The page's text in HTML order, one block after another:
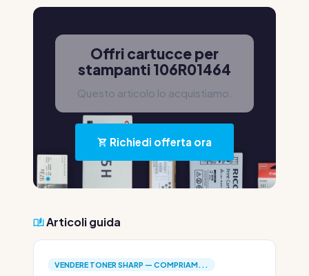
Offri cartucce per
stampanti 106R01464
Questo articolo lo acquistiamo.
Richiedi offerta ora
Articoli guida
VENDERE TONER SHARP — COMPRIAM...